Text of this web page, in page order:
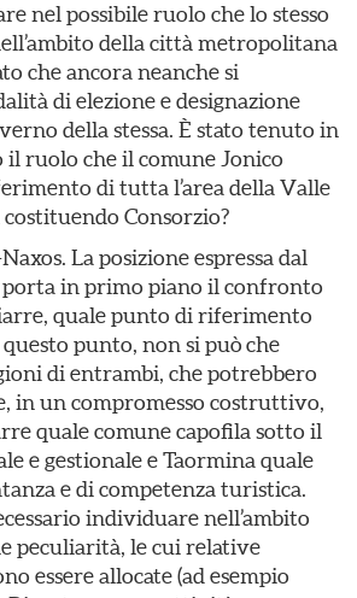
nel possibile ruolo che lo stesso
della città metropolitana
che ancora neanche si
di elezione e designazione
della stessa. È stato tenuto in
il ruolo che il comune Jonico
di tutta l’area della Valle
costituendo Consorzio?
La posizione espressa dal
porta in primo piano il confronto
quale punto di riferimento
punto, non si può che
di entrambi, che potrebbero
in un compromesso costruttivo,
quale comune capofila sotto il
e gestionale e Taormina quale
e di competenza turistica.
individuare nell’ambito
peculiarità, le cui relative
essere allocate (ad esempio